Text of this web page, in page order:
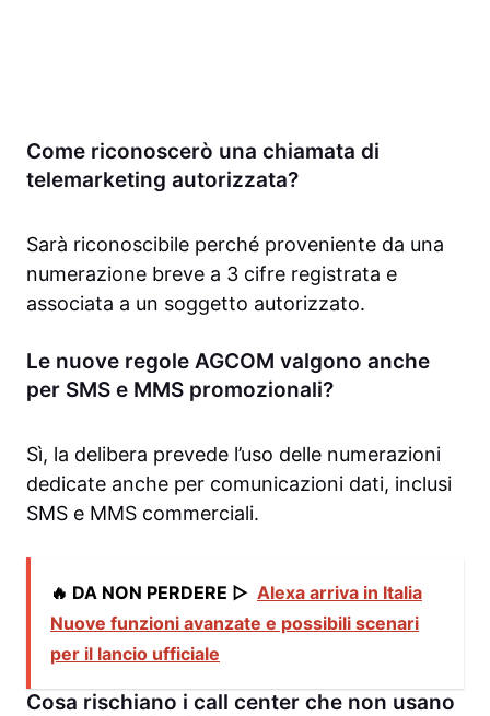
Come riconoscerò una chiamata di
telemarketing autorizzata?
Sarà riconoscibile perché proveniente da una
numerazione breve a 3 cifre registrata e
associata a un soggetto autorizzato.
Le nuove regole AGCOM valgono anche
per SMS e MMS promozionali?
Sì, la delibera prevede l’uso delle numerazioni
dedicate anche per comunicazioni dati, inclusi
SMS e MMS commerciali.
🔥 DA NON PERDERE ▷ Alexa arriva in Italia
Nuove funzioni avanzate e possibili scenari
per il lancio ufficiale
Cosa rischiano i call center che non usano